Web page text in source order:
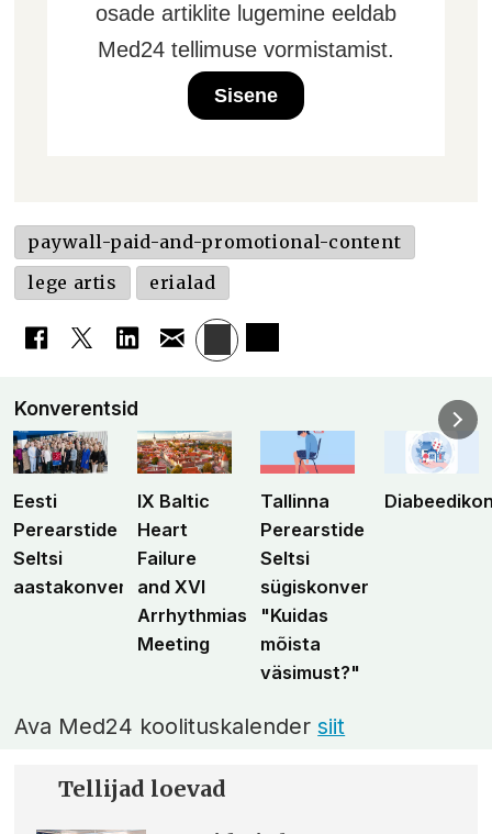
osade artiklite lugemine eeldab
Med24 tellimuse vormistamist.
Sisene
paywall-paid-and-promotional-content
lege artis
erialad
Konverentsid
Eesti
Perearstide
Seltsi
aastakonverents
IX Baltic
Heart
Failure
and XVI
Arrhythmias
Meeting
Tallinna
Perearstide
Seltsi
sügiskonverents
"Kuidas
mõista
väsimust?"
Ava Med24 koolituskalendersiit
Tellijad loevad